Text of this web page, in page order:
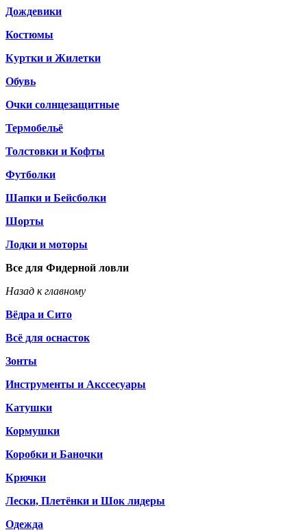
Дождевики
Костюмы
Куртки и Жилетки
Обувь
Очки солнцезащитные
Термобельё
Толстовки и Кофты
Футболки
Шапки и Бейсболки
Шорты
Лодки и моторы
Все для Фидерной ловли
Назад к главному
Вёдра и Сито
Всё для оснасток
Зонты
Инструменты и Акссесуары
Катушки
Кормушки
Коробки и Баночки
Крючки
Лески, Плетёнки и Шок лидеры
Одежда